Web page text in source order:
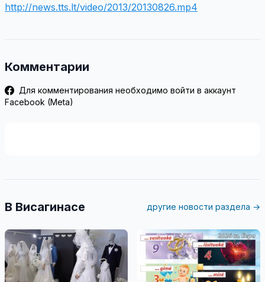
http://news.tts.lt/video/2013/20130826.mp4
Комментарии
Для комментирования необходимо войти в аккаунт
Facebook (Meta)
В Висагинасе другие новости раздела →